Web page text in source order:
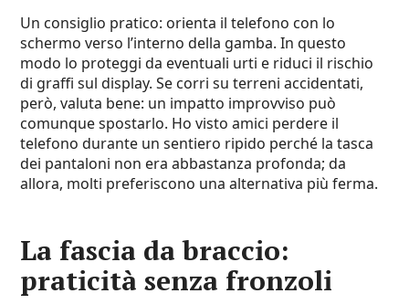
Un consiglio pratico: orienta il telefono con lo
schermo verso l’interno della gamba. In questo
modo lo proteggi da eventuali urti e riduci il rischio
di graffi sul display. Se corri su terreni accidentati,
però, valuta bene: un impatto improvviso può
comunque spostarlo. Ho visto amici perdere il
telefono durante un sentiero ripido perché la tasca
dei pantaloni non era abbastanza profonda; da
allora, molti preferiscono una alternativa più ferma.
La fascia da braccio:
praticità senza fronzoli